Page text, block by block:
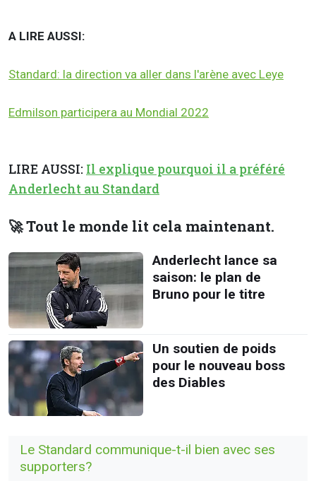
A LIRE AUSSI:
Standard: la direction va aller dans l'arène avec Leye
Edmilson participera au Mondial 2022
LIRE AUSSI: Il explique pourquoi il a préféré
Anderlecht au Standard
🚀 Tout le monde lit cela maintenant.
Anderlecht lance sa
saison: le plan de
Bruno pour le titre
Un soutien de poids
pour le nouveau boss
des Diables
Le Standard communique-t-il bien avec ses
supporters?